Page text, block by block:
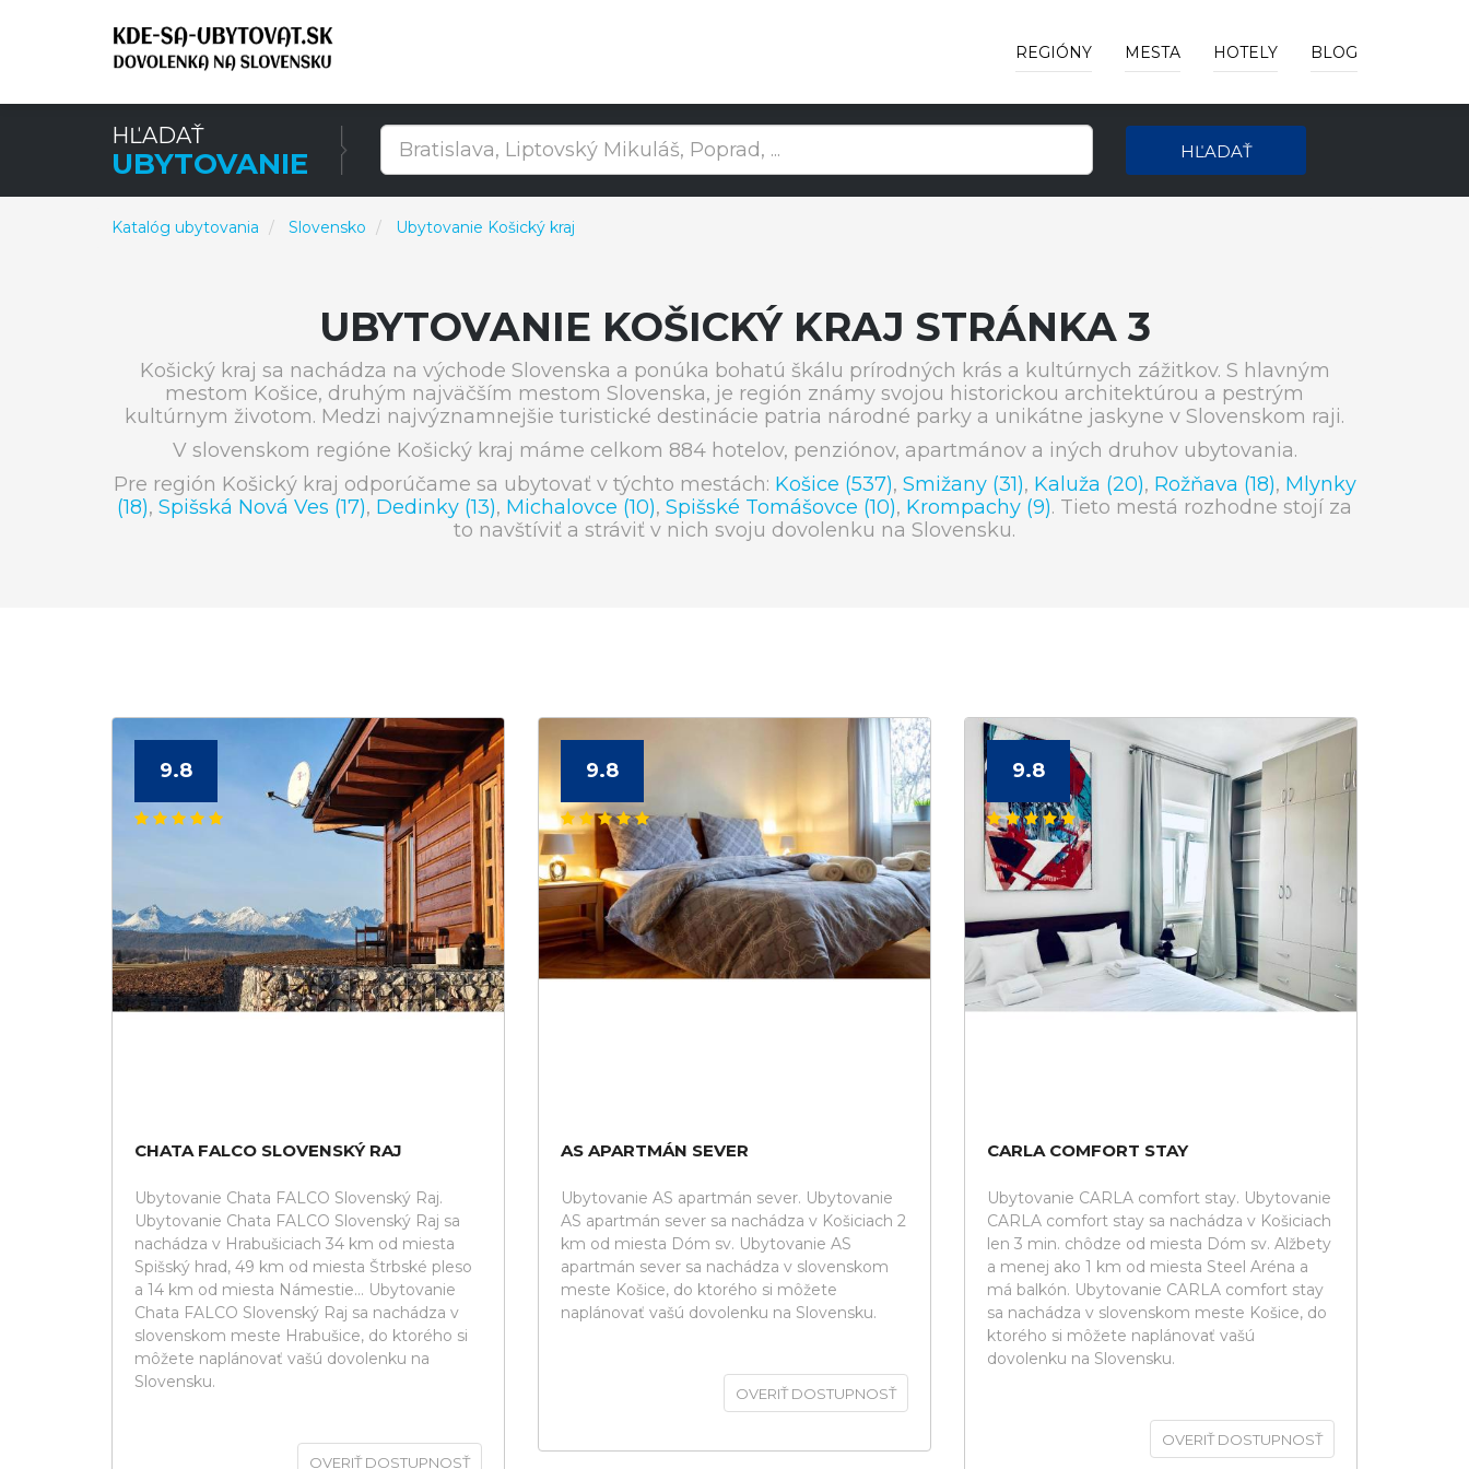
REGIÓNY MESTA HOTELY BLOG
HĽADAŤ
UBYTOVANIE HĽADAŤ
Katalóg ubytovania Slovensko Ubytovanie Košický kraj
UBYTOVANIE KOŠICKÝ KRAJ STRÁNKA 3
Košický kraj sa nachádza na východe Slovenska a ponúka bohatú škálu prírodných krás a kultúrnych zážitkov. S hlavným
mestom Košice, druhým najväčším mestom Slovenska, je región známy svojou historickou architektúrou a pestrým
kultúrnym životom. Medzi najvýznamnejšie turistické destinácie patria národné parky a unikátne jaskyne v Slovenskom raji.
V slovenskom regióne Košický kraj máme celkom 884 hotelov, penziónov, apartmánov a iných druhov ubytovania.
Pre región Košický kraj odporúčame sa ubytovať v týchto mestách: Košice (537), Smižany (31), Kaluža (20), Rožňava (18), Mlynky
(18), Spišská Nová Ves (17), Dedinky (13), Michalovce (10), Spišské Tomášovce (10), Krompachy (9). Tieto mestá rozhodne stojí za
to navštíviť a stráviť v nich svoju dovolenku na Slovensku.
9.8
CHATA FALCO SLOVENSKÝ RAJ
Ubytovanie Chata FALCO Slovenský Raj.
Ubytovanie Chata FALCO Slovenský Raj sa
nachádza v Hrabušiciach 34 km od miesta
Spišský hrad, 49 km od miesta Štrbské pleso
a 14 km od miesta Námestie... Ubytovanie
Chata FALCO Slovenský Raj sa nachádza v
slovenskom meste Hrabušice, do ktorého si
môžete naplánovať vašú dovolenku na
Slovensku.
OVERIŤ DOSTUPNOSŤ
9.8
AS APARTMÁN SEVER
Ubytovanie AS apartmán sever. Ubytovanie
AS apartmán sever sa nachádza v Košiciach 2
km od miesta Dóm sv. Ubytovanie AS
apartmán sever sa nachádza v slovenskom
meste Košice, do ktorého si môžete
naplánovať vašú dovolenku na Slovensku.
OVERIŤ DOSTUPNOSŤ
9.8
CARLA COMFORT STAY
Ubytovanie CARLA comfort stay. Ubytovanie
CARLA comfort stay sa nachádza v Košiciach
len 3 min. chôdze od miesta Dóm sv. Alžbety
a menej ako 1 km od miesta Steel Aréna a
má balkón. Ubytovanie CARLA comfort stay
sa nachádza v slovenskom meste Košice, do
ktorého si môžete naplánovať vašú
dovolenku na Slovensku.
OVERIŤ DOSTUPNOSŤ